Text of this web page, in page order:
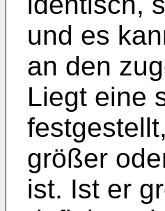
und es
an den
Liegt eine
größer
ist. Ist er